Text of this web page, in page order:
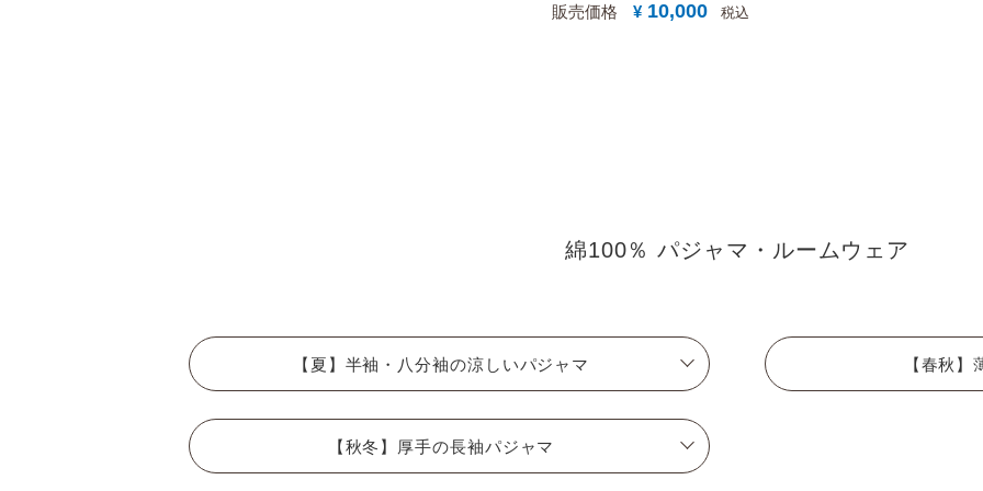
販売価格 ¥ 10,000 税込
綿100％ パジャマ・ルームウェア
【夏】半袖・八分袖の涼しいパジャマ 【春秋
【秋冬】厚手の長袖パジャマ